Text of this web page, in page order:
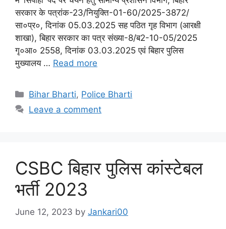
सरकार के पत्रांक-23/नियुक्ति-01-60/2025-3872/
सा०प्र०, दिनांक 05.03.2025 सह पठित गृह विभाग (आरक्षी
शाखा), बिहार सरकार का पत्र संख्या-8/ब2-10-05/2025
गृ०आ० 2558, दिनांक 03.03.2025 एवं बिहार पुलिस
मुख्यालय … Read more
Categories
Bihar Bharti, Police Bharti
Leave a comment
CSBC बिहार पुलिस कांस्टेबल
भर्ती 2023
June 12, 2023 by Jankari00